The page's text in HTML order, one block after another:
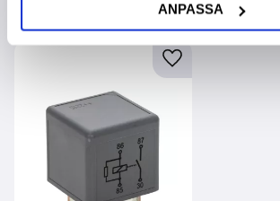
ANPASSA
Lägg till i favoriter